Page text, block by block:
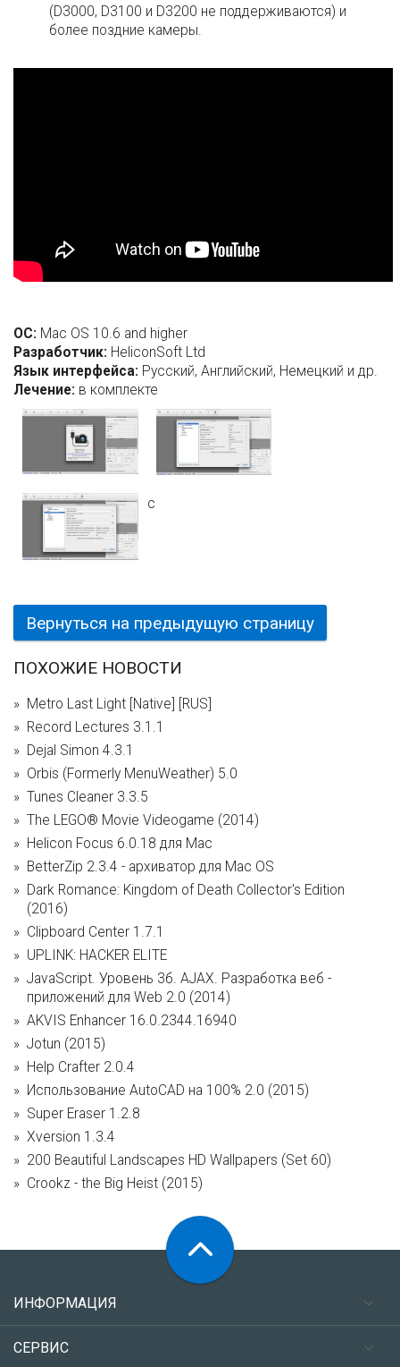
(D3000, D3100 и D3200 не поддерживаются) и
более поздние камеры.
ОС: Mac OS 10.6 and higher
Разработчик: HeliconSoft Ltd
Язык интерфейса: Русский, Английский, Немецкий и др.
Лечение: в комплекте
c
Вернуться на предыдущую страницу
ПОХОЖИЕ НОВОСТИ
Metro Last Light [Native] [RUS]
Record Lectures 3.1.1
Dejal Simon 4.3.1
Orbis (Formerly MenuWeather) 5.0
Tunes Cleaner 3.3.5
The LEGO® Movie Videogame (2014)
Helicon Focus 6.0.18 для Mac
BetterZip 2.3.4 - архиватор для Mac OS
Dark Romance: Kingdom of Death Collector's Edition
(2016)
Clipboard Center 1.7.1
UPLINK: HACKER ELITE
JavaScript. Уровень 3б. AJAX. Разработка веб -
приложений для Web 2.0 (2014)
AKVIS Enhancer 16.0.2344.16940
Jotun (2015)
Help Crafter 2.0.4
Использование AutoCAD на 100% 2.0 (2015)
Super Eraser 1.2.8
Xversion 1.3.4
200 Beautiful Landscapes HD Wallpapers (Set 60)
Crookz - the Big Heist (2015)
ИНФОРМАЦИЯ
СЕРВИС